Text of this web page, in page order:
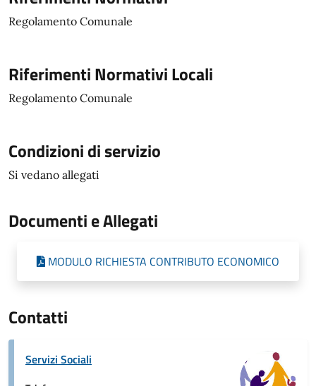
Regolamento Comunale
Riferimenti Normativi Locali
Regolamento Comunale
Condizioni di servizio
Si vedano allegati
Documenti e Allegati
MODULO RICHIESTA CONTRIBUTO ECONOMICO
Contatti
Servizi Sociali